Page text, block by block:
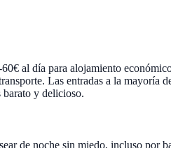
al día para alojamiento
Las entradas a la mayoría
barato y delicioso.
de noche sin miedo, incluso por